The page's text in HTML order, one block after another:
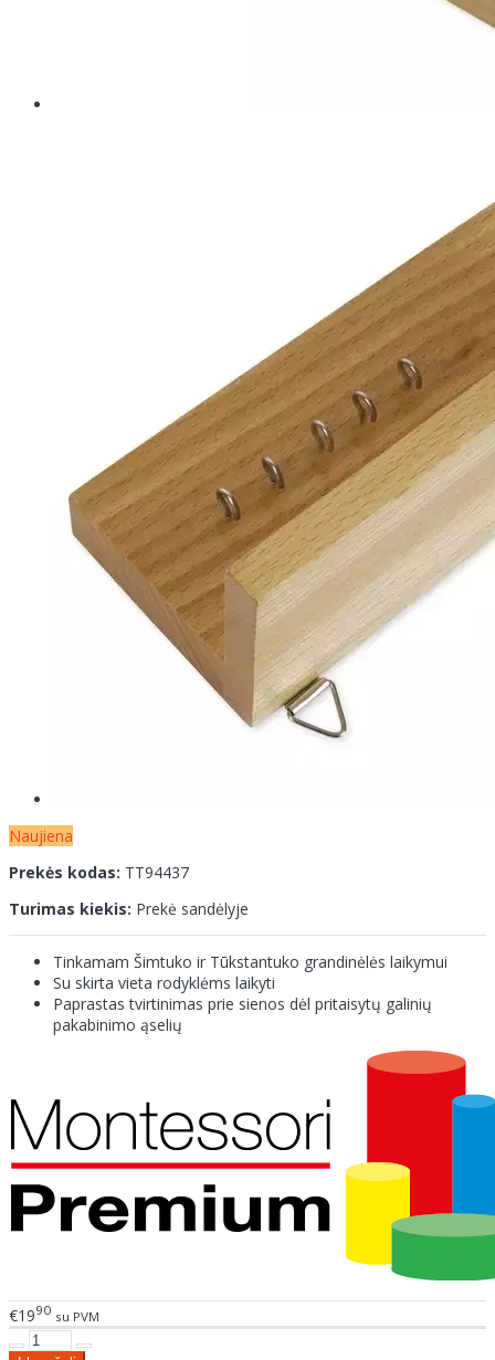
Naujiena
Prekės kodas: TT94437
Turimas kiekis: Prekė sandėlyje
Tinkamam Šimtuko ir Tūkstantuko grandinėlės laikymui
Su skirta vieta rodyklėms laikyti
Paprastas tvirtinimas prie sienos dėl pritaisytų galinių
pakabinimo ąselių
€1990 su PVM